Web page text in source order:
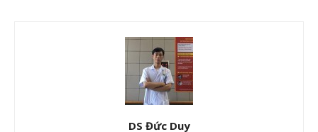
DS Đức Duy